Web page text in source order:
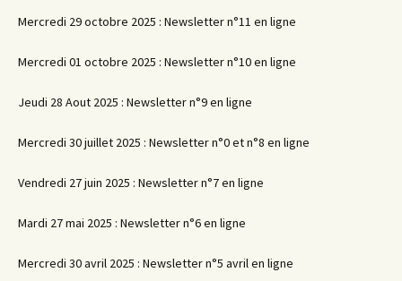
Mercredi 29 octobre 2025 : Newsletter n°11 en ligne
Mercredi 01 octobre 2025 : Newsletter n°10 en ligne
Jeudi 28 Aout 2025 : Newsletter n°9 en ligne
Mercredi 30 juillet 2025 : Newsletter n°0 et n°8 en ligne
Vendredi 27 juin 2025 : Newsletter n°7 en ligne
Mardi 27 mai 2025 : Newsletter n°6 en ligne
Mercredi 30 avril 2025 : Newsletter n°5 avril en ligne